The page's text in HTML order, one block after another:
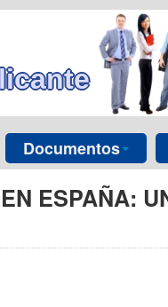
Documentos
ESPAÑA: